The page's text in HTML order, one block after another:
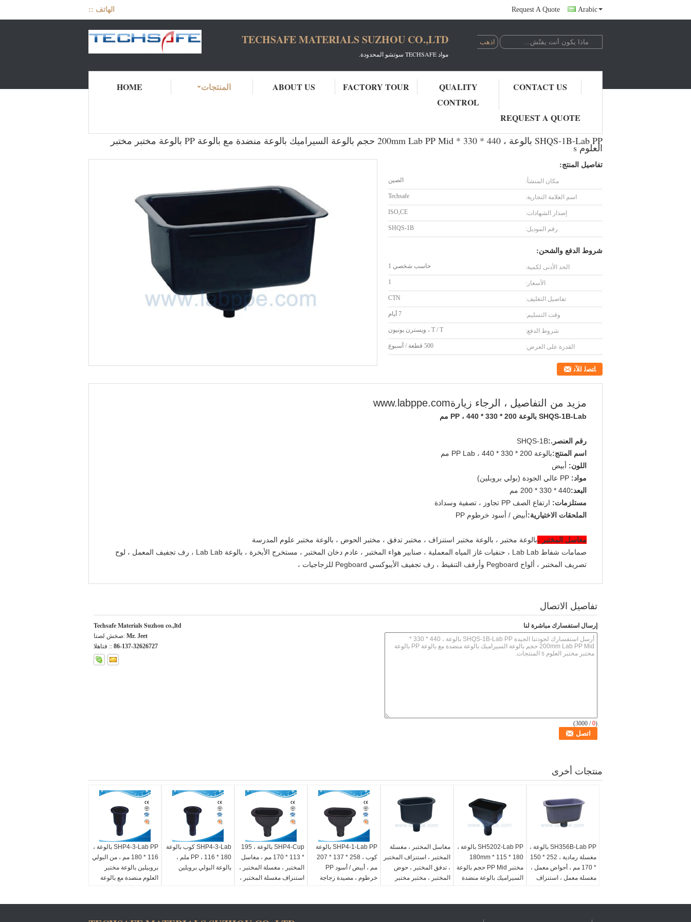
الهاتف :: Request A Quote Arabic
TECHSAFE MATERIALS SUZHOU CO.,LTD
مواد TECHSAFE سوتشو المحدودة.
HOME المنتجات ABOUT US FACTORY TOUR
QUALITY
CONTROL
CONTACT US
REQUEST A QUOTE
SHQS-1B-Lab PP بالوعة ، 440 * 330 * 200mm Lab PP Mid حجم بالوعة السيراميك بالوعة منضدة مع بالوعة PP بالوعة مختبر مختبر
العلوم s
تفاصيل المنتج:
مكان المنشأ: الصين
اسم العلامة التجارية: Techsafe
إصدار الشهادات: ISO,CE
رقم الموديل: SHQS-1B
شروط الدفع والشحن:
الحد الأدنى لكمية: حاسب شخصي 1
الأسعار: 1
تفاصيل التغليف: CTN
وقت التسليم: 7 أيام
شروط الدفع: T / T ، ويسترن يونيون
القدرة على العرض: 500 قطعة / أسبوع
ﺎﺘﺼﻟ ﺍﻶﻧ
مزيد من التفاصيل ، الرجاء زيارةwww.labppe.com
SHQS-1B-Lab بالوعة PP ، 440 * 330 * 200 مم
رقم العنصر.:SHQS-1B
اسم المنتج:بالوعة PP Lab ، 440 * 330 * 200 مم
اللون: أبيض
مواد:
البعد:440 * 330 * 200 مم
مستلزمات: ارتفاع الصف PP تجاوز ، تصفية وسدادة
الملحقات الاختيارية:أبيض / أسود خرطوم PP
مغاسل المختبر ،بالوعة مختبر ، بالوعة مختبر استنزاف ، مختبر تدفق ، مختبر الحوض ، بالوعة مختبر علوم المدرسة
صمامات شفاط Lab Lab ، حنفيات غاز المياه المعملية ، صنابير هواء المختبر ، عادم دخان المختبر ، مستخرج الأبخرة ، بالوعة Lab Lab ، رف تجفيف المعمل ، لوح
تصريف المختبر ، ألواح Pegboard وأرفف التنقيط ، رف تجفيف الأيبوكسي Pegboard للزجاجيات ،
تفاصيل الاتصال
Techsafe Materials Suzhou co.,ltd
اتصل شخص: Mr. Jeet
الهاتف :: 86-137-32626727
إرسال استفسارك مباشرة لنا
(
0
/ 3000)
منتجات أخرى
SHP4-3-Lab PP بالوعة ،
116 * 180 مم ، من البولي
بروبيلين بالوعة مختبر
العلوم منضدة مع بالوعة
SHP4-3-Lab كوب بالوعة
PP ، 116 * 180 ملم ،
بالوعة البولي بروبلين
SHP4-Cup بالوعة ، 195
* 113 * 170 مم ، مغاسل
المختبر ، مغسلة المختبر ،
استنزاف مغسلة المختبر ،
SHP4-1-Lab PP بالوعة
كوب ، 258 * 137 * 207
مم ، أبيض / أسود PP
خرطوم ، مصيدة زجاجة
مغاسل المختبر ، مغسلة
المختبر ، استنزاف المختبر
، تدفق المختبر ، حوض
المختبر ، مختبر مختبر
SH5202-Lab PP بالوعة ،
180 * 115 * 180mm
مختبر PP Mid حجم بالوعة
السيراميك بالوعة منضدة
SH356B-Lab PP بالوعة ،
مغسلة رمادية ، 252 * 150
* 170 مم ، أحواض معمل ،
مغسلة معمل ، استنزاف